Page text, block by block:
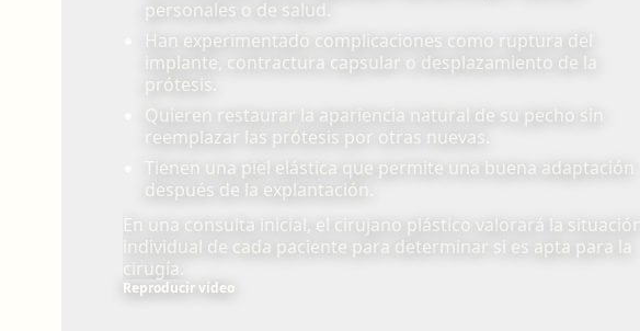
personales o de salud.
Han experimentado complicaciones como ruptura del
implante, contractura capsular o desplazamiento de la
prótesis.
Quieren restaurar la apariencia natural de su pecho sin
reemplazar las prótesis por otras nuevas.
Tienen una piel elástica que permite una buena adaptación
después de la explantación.
En una consulta inicial, el cirujano plástico valorará la situación
individual de cada paciente para determinar si es apta para la
cirugía.
Reproducir vídeo